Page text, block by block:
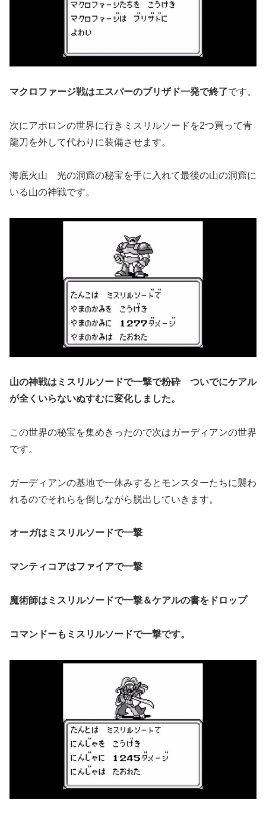
マクロファージ戦はエスパーのブリザド一発で終了です。
次にアポロンの世界に行きミスリルソードを2つ買って青
龍刀を外して代わりに装備させます。
海底火山 光の洞窟の秘宝を手に入れて最後の山の洞窟に
いる山の神戦です。
山の神戦はミスリルソードで一撃で粉砕 ついでにケアル
が全くいらないぬすむに変化しました。
この世界の秘宝を集めきったので次はガーディアンの世界
です。
ガーディアンの基地で一休みするとモンスターたちに襲わ
れるのでそれらを倒しながら脱出していきます。
オーガはミスリルソードで一撃
マンティコアはファイアで一撃
魔術師はミスリルソードで一撃＆ケアルの書をドロップ
コマンドーもミスリルソードで一撃です。